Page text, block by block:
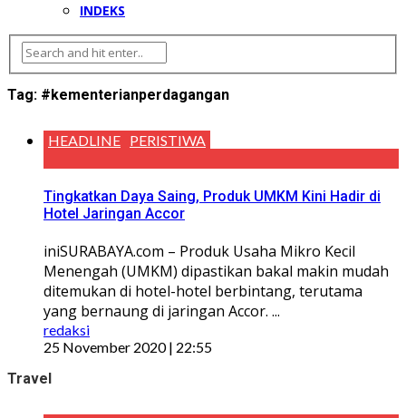
INDEKS
Tag: #kementerianperdagangan
HEADLINE PERISTIWA
Tingkatkan Daya Saing, Produk UMKM Kini Hadir di
Hotel Jaringan Accor
iniSURABAYA.com – Produk Usaha Mikro Kecil
Menengah (UMKM) dipastikan bakal makin mudah
ditemukan di hotel-hotel berbintang, terutama
yang bernaung di jaringan Accor. ...
redaksi
25 November 2020 | 22:55
Travel